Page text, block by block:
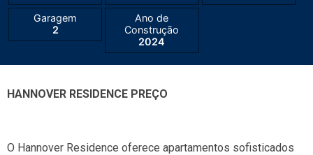
Garagem
2
Ano de
Construção
2024
HANNOVER RESIDENCE PREÇO
O Hannover Residence oferece apartamentos sofisticados